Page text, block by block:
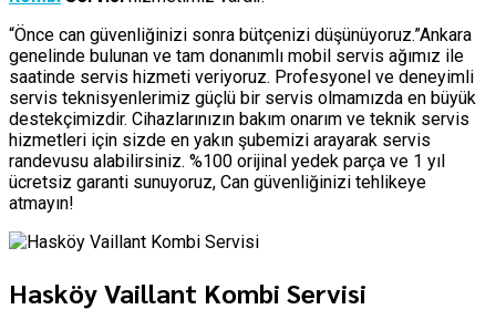
“Önce can güvenliğinizi sonra bütçenizi düşünüyoruz.”Ankara
genelinde bulunan ve tam donanımlı mobil servis ağımız ile
saatinde servis hizmeti veriyoruz. Profesyonel ve deneyimli
servis teknisyenlerimiz güçlü bir servis olmamızda en büyük
destekçimizdir. Cihazlarınızın bakım onarım ve teknik servis
hizmetleri için sizde en yakın şubemizi arayarak servis
randevusu alabilirsiniz. %100 orijinal yedek parça ve 1 yıl
ücretsiz garanti sunuyoruz, Can güvenliğinizi tehlikeye
atmayın!
Hasköy Vaillant Kombi Servisi